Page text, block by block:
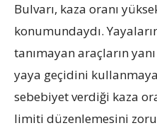
Bulvarı, kaza oranı
konumundaydı.
tanımayan araçların
yaya geçidini
sebebiyet verdiği kaza
limiti düzenlemesini